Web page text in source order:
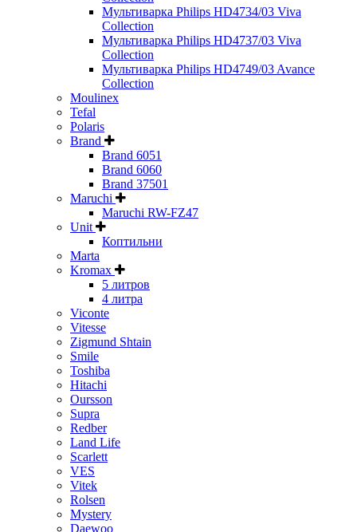
Мультиварка Philips HD4734/03 Viva
Collection
Мультиварка Philips HD4737/03 Viva
Collection
Мультиварка Philips HD4749/03 Avance
Collection
Moulinex
Tefal
Polaris
Brand
Brand 6051
Brand 6060
Brand 37501
Maruchi
Maruchi RW-FZ47
Unit
Коптильни
Marta
Kromax
5 литров
4 литра
Viconte
Vitesse
Zigmund Shtain
Smile
Toshiba
Hitachi
Oursson
Supra
Redber
Land Life
Scarlett
VES
Vitek
Rolsen
Mystery
Daewoo